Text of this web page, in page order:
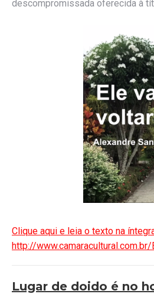
descompromissada oferecida à
Clique aqui e leia o texto na
http://
Lugar de doido é no